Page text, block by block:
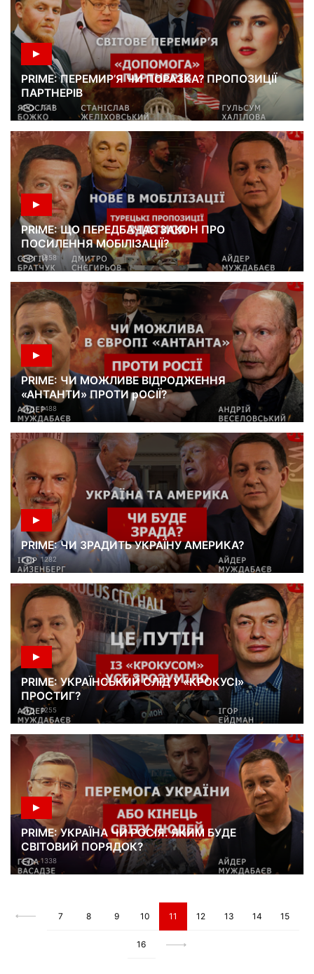
PRIME: ПЕРЕМИР’Я ЧИ ПОРАЗКА? ПРОПОЗИЦІЇ
ПАРТНЕРІВ
1211
PRIME: ЩО ПЕРЕДБАЧАЄ ЗАКОН ПРО
ПОСИЛЕННЯ МОБІЛІЗАЦІЇ?
1358
PRIME: ЧИ МОЖЛИВЕ ВІДРОДЖЕННЯ
«АНТАНТИ» ПРОТИ рОСІЇ?
1488
PRIME: ЧИ ЗРАДИТЬ УКРАЇНУ АМЕРИКА?
1282
PRIME: УКРАЇНСЬКИЙ СЛІД У «КРОКУСІ»
ПРОСТИГ?
1255
PRIME: УКРАЇНА ЧИ РОСІЯ. ЯКИМ БУДЕ
СВІТОВИЙ ПОРЯДОК?
1338
7 8 9 10 11 12 13 14 15
16